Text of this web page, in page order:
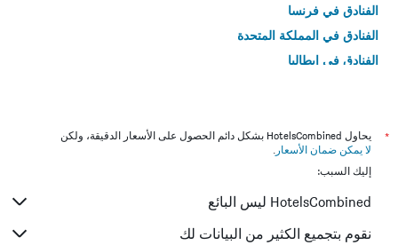
الفنادق في فرنسا
الفنادق في المملكة المتحدة
الفنادق في إيطاليا
*
يحاول HotelsCombined بشكل دائم الحصول على الأسعار الدقيقة، ولكن
لا يمكن ضمان الأسعار .
إليك السبب:
HotelsCombined ليس البائع
نقوم بتجميع الكثير من البيانات لك